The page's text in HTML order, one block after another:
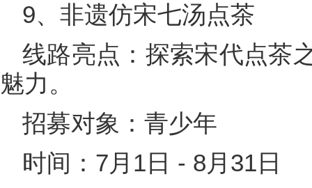
9、非遗仿宋七汤点茶
线路亮点：探索宋代点茶
魅力。
招募对象：青少年
时间：7月1日 - 8月31日